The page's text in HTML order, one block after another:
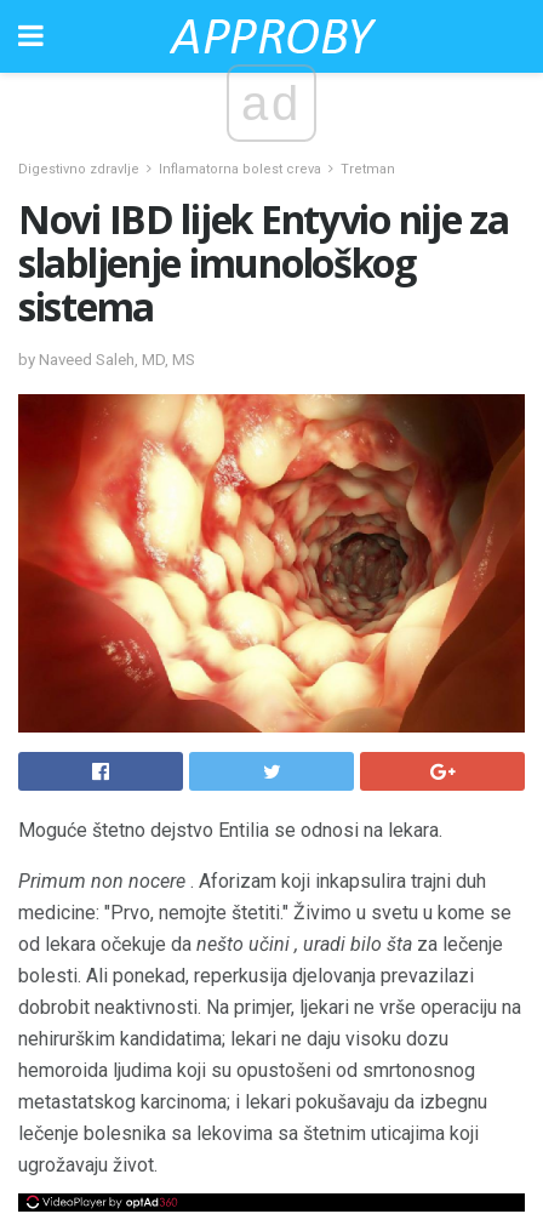
ad
Digestivno zdravlje Inflamatorna bolest creva Tretman
Novi IBD lijek Entyvio nije za
slabljenje imunološkog
sistema
by Naveed Saleh, MD, MS
Moguće štetno dejstvo Entilia se odnosi na lekara.
Primum non nocere . Aforizam koji inkapsulira trajni duh
medicine: "Prvo, nemojte štetiti." Živimo u svetu u kome se
od lekara očekuje da nešto učini , uradi bilo šta za lečenje
bolesti. Ali ponekad, reperkusija djelovanja prevazilazi
dobrobit neaktivnosti. Na primjer, ljekari ne vrše operaciju na
nehirurškim kandidatima; lekari ne daju visoku dozu
hemoroida ljudima koji su opustošeni od smrtonosnog
metastatskog karcinoma; i lekari pokušavaju da izbegnu
lečenje bolesnika sa lekovima sa štetnim uticajima koji
ugrožavaju život.